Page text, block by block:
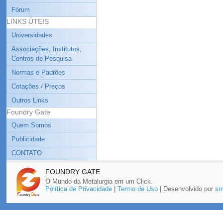
Fórum
LINKS ÚTEIS
Universidades
Associações, Institutos,
Centros de Pesquisa.
Normas e Padrões
Cotações / Preços
Outros Links
Foundry Gate
Quem Somos
Publicidade
CONTATO
FOUNDRY GATE
O Mundo da Metalurgia em um Click.
Política de Privacidade| Termo de Uso| Desenvolvido por